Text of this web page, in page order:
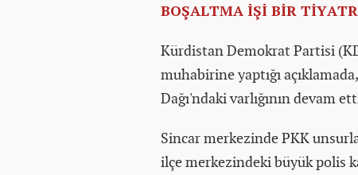
BOŞALTMA İŞİ BİR
Kürdistan Demokrat Partisi
muhabirine yaptığı
Dağı'ndaki varlığının devam
Sincar merkezinde PKK
ilçe merkezindeki büyük polis